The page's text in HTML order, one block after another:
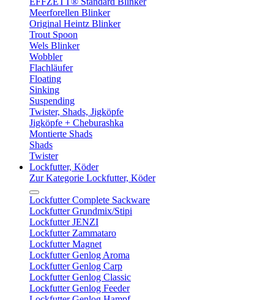
Meerforellen Blinker
Original Heintz Blinker
Trout Spoon
Wels Blinker
Wobbler
Flachläufer
Floating
Sinking
Suspending
Twister, Shads, Jigköpfe
Jigköpfe + Cheburashka
Montierte Shads
Shads
Twister
Lockfutter, Köder
Zur Kategorie Lockfutter, Köder
Lockfutter Complete Sackware
Lockfutter Grundmix/Stipi
Lockfutter JENZI
Lockfutter Zammataro
Lockfutter Magnet
Lockfutter Genlog Aroma
Lockfutter Genlog Carp
Lockfutter Genlog Classic
Lockfutter Genlog Feeder